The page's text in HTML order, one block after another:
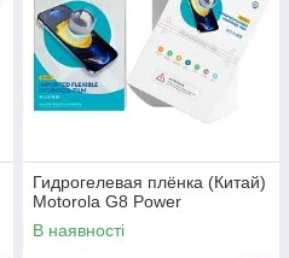
Гидрогелевая плёнка (Китай)
Motorola G8 Power
В наявності